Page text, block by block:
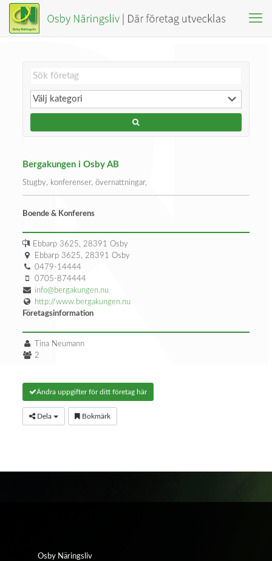
Bergakungen i Osby AB
Stugby, konferenser, övernattningar,
Boende & Konferens
Ebbarp 3625, 28391 Osby
Ebbarp 3625, 28391 Osby
0479-14444
0705-874444
info@bergakungen.nu
http://www.bergakungen.nu
Företagsinformation
Tina Neumann
2
Ändra uppgifter för ditt företag här
Dela Bokmärk
Osby Näringsliv